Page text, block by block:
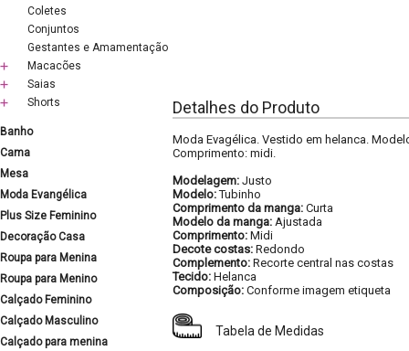
Coletes
Conjuntos
Gestantes e Amamentação
Macacões
Saias
Shorts
Banho
Cama
Mesa
Moda Evangélica
Plus Size Feminino
Decoração Casa
Roupa para Menina
Roupa para Menino
Calçado Feminino
Calçado Masculino
Calçado para menina
Detalhes do Produto
Moda Evagélica. Vestido em helanca.
Comprimento: midi.
Modelagem: Justo
Modelo:Tubinho
Comprimento da manga: Curta
Modelo da manga: Ajustada
Comprimento: Midi
Decote costas: Redondo
Complemento: Recorte central nas costas
Tecido: Helanca
Composição: Conforme imagem etiqueta
Tabela de Medidas